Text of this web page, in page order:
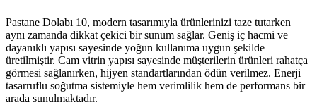
Pastane Dolabı 10, modern tasarımıyla ürünlerinizi taze tutarken
aynı zamanda dikkat çekici bir sunum sağlar. Geniş iç hacmi ve
dayanıklı yapısı sayesinde yoğun kullanıma uygun şekilde
üretilmiştir. Cam vitrin yapısı sayesinde müşterilerin ürünleri rahatça
görmesi sağlanırken, hijyen standartlarından ödün verilmez. Enerji
tasarruflu soğutma sistemiyle hem verimlilik hem de performans bir
arada sunulmaktadır.